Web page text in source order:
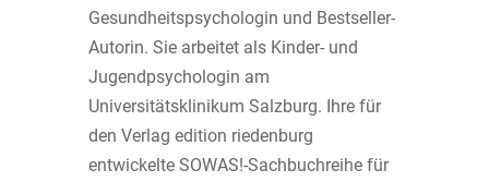
Gesundheitspsychologin und Bestseller-
Autorin. Sie arbeitet als Kinder- und
Jugendpsychologin am
Universitätsklinikum Salzburg. Ihre für
den Verlag edition riedenburg
entwickelte SOWAS!-Sachbuchreihe für